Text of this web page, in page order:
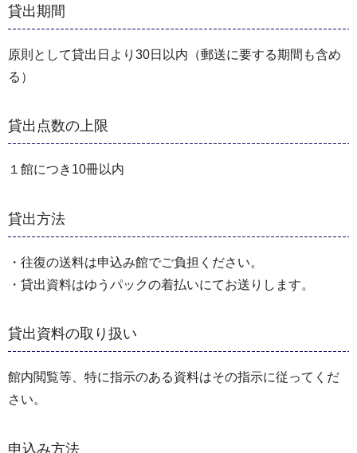
貸出期間
原則として貸出日より30日以内（郵送に要する期間も含め
る）
貸出点数の上限
１館につき10冊以内
貸出方法
・往復の送料は申込み館でご負担ください。
・貸出資料はゆうパックの着払いにてお送りします。
貸出資料の取り扱い
館内閲覧等、特に指示のある資料はその指示に従ってくだ
さい。
申込み方法